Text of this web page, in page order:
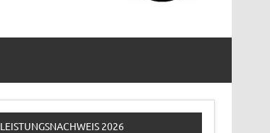
LEISTUNGSNACHWEIS 2026